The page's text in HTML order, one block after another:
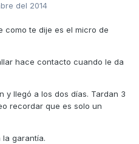
del 2014
como te dije es el micro de
hace contacto cuando le da
y llegó a los dos días. Tardan 3
recordar que es solo un
garantía.